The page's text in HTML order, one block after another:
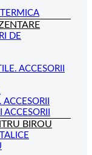
DE
ACCESORII
BIROU